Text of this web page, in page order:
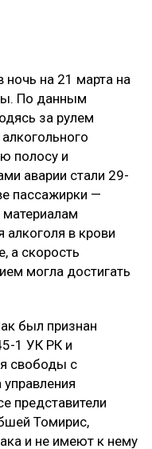
компенсации
денежного
карательного
вреда, —
суда.
иска
на 21 марта на
По данным
за рулем
полосу и
аварии стали 29-
пассажирки —
в крови
а скорость
могла достигать